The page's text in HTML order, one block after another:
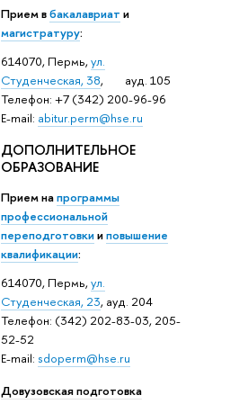
Прием вбакалавриат и
магистратуру:
614070, Пермь,ул.
Студенческая, 38, ауд. 105
Телефон: +7 (342) 200-96-96
E-mail: abitur.perm@hse.ru
ДОПОЛНИТЕЛЬНОЕ
ОБРАЗОВАНИЕ
Прием напрограммы
профессиональной
переподготовкииповышение
квалификации:
614070, Пермь,ул.
Студенческая, 23, ауд. 204
Телефон: (342) 202-83-03, 205-
52-52
E-mail: sdoperm@hse.ru
Довузовская подготовка